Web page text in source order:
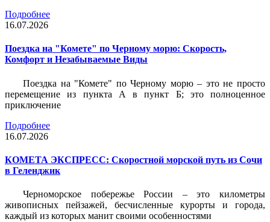
Подробнее
16.07.2026
Поездка на "Комете" по Черному морю: Скорость,
Комфорт и Незабываемые Виды
Поездка на "Комете" по Черному морю – это не просто
перемещение из пункта А в пункт Б; это полноценное
приключение
Подробнее
16.07.2026
КОМЕТА ЭКСПРЕСС: Скоростной морской путь из Сочи
в Геленджик
Черноморское побережье России – это километры
живописных пейзажей, бесчисленные курорты и города,
каждый из которых манит своими особенностями